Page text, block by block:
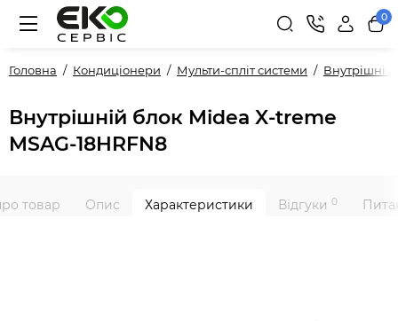
0
Головна Кондиціонери Мульти-спліт системи Внутрішні
Внутрішній блок Midea X-treme
MSAG-18HRFN8
товар Опис Характеристики Відгуки 0